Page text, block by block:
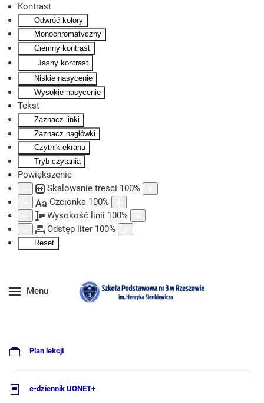
Kontrast
Odwróć kolory
Monochromatyczny
Ciemny kontrast
Jasny kontrast
Niskie nasycenie
Wysokie nasycenie
Tekst
Zaznacz linki
Zaznacz nagłówki
Czytnik ekranu
Tryb czytania
Powiększenie
Skalowanie treści 100%
Aa Czcionka 100%
Wysokość linii 100%
Odstęp liter 100%
Reset
Skip to main content
Menu
Plan lekcji
e-dziennik UONET+